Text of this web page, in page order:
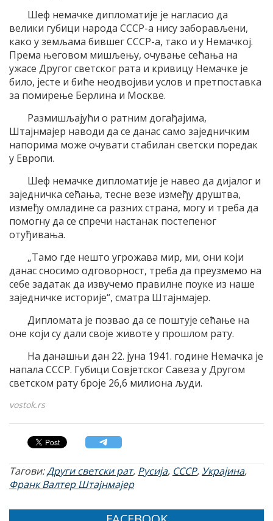
Шеф немачке дипломатије је нагласио да
велики губици народа СССР-а нису заборављени,
како у земљама бившег СССР-а, тако и у Немачкој.
Према његовом мишљењу, очување сећања на
ужасе Другог светског рата и кривицу Немачке је
било, јесте и биће неодвојиви услов и претпоставка
за помирење Берлина и Москве.
Размишљајући о ратним догађајима,
Штајнмајер наводи да се данас само заједничким
напорима може очувати стабилан светски поредак
у Европи.
Шеф немачке дипломатије је навео да дијалог и
заједничка сећања, тесне везе између друштва,
између омладине са разних страна, могу и треба да
помогну да се спречи настанак постепеног
отуђивања.
„Тамо где нешто угрожава мир, ми, они који
данас сносимо одговорност, треба да преузмемо на
себе задатак да извучемо правилне поуке из наше
заједничке историје“, сматра Штајнмајер.
Дипломата је позвао да се поштује сећање на
оне који су дали своје животе у прошлом рату.
На данашњи дан 22. јуна 1941. године Немачка је
напала СССР. Губици Совјетског Савеза у Другом
светском рату броје 26,6 милиона људи.
vostok.rs
Тагови:Други светски рат, Русија, СССР,Украјина,
Франк Валтер Штајнмајер